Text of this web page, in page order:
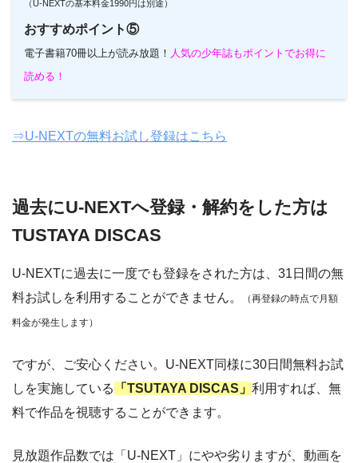
（U-NEXTの基本料金1990円は別途）
おすすめポイント⑤
電子書籍70冊以上が読み放題！ 人気の少年誌もポイントでお得に
読める！
⇒U-NEXTの無料お試し登録はこちら
過去にU-NEXTへ登録・解約をした方は
TUSTAYA DISCAS
U-NEXTに過去に一度でも登録をされた方は、31日間の無
料お試しを利用することができません。
（再登録の時点で月額
料金が発生します）
ですが、ご安心ください。U-NEXT同様に30日間無料お試
しを実施している
「TSUTAYA DISCAS」 利用すれば、無
料で作品を視聴することができます。
見放題作品数では「U-NEXT」にやや劣りますが、動画を